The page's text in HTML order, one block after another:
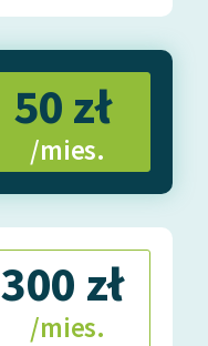
50 zł
/mies.
300 zł
/mies.